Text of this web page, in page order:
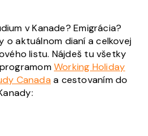
v Kanade? Emigrácia?
o aktuálnom dianí a celkovej
listu. Nájdeš tu všetky
Working Holiday
Canada a cestovaním do